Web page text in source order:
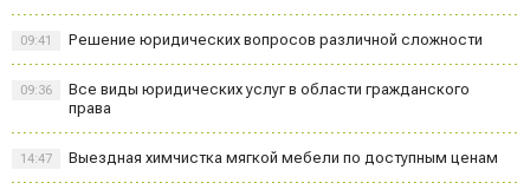
Решение юридических вопросов различной сложности
09:41
Все виды юридических услуг в области гражданского
права
09:36
Выездная химчистка мягкой мебели по доступным ценам
14:47